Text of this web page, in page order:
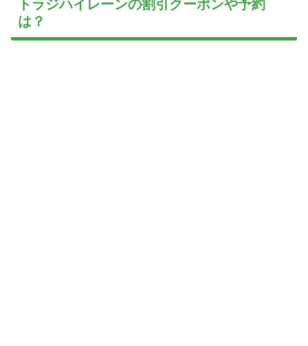
トラジハイレーンの割引クーポンや予約
は？